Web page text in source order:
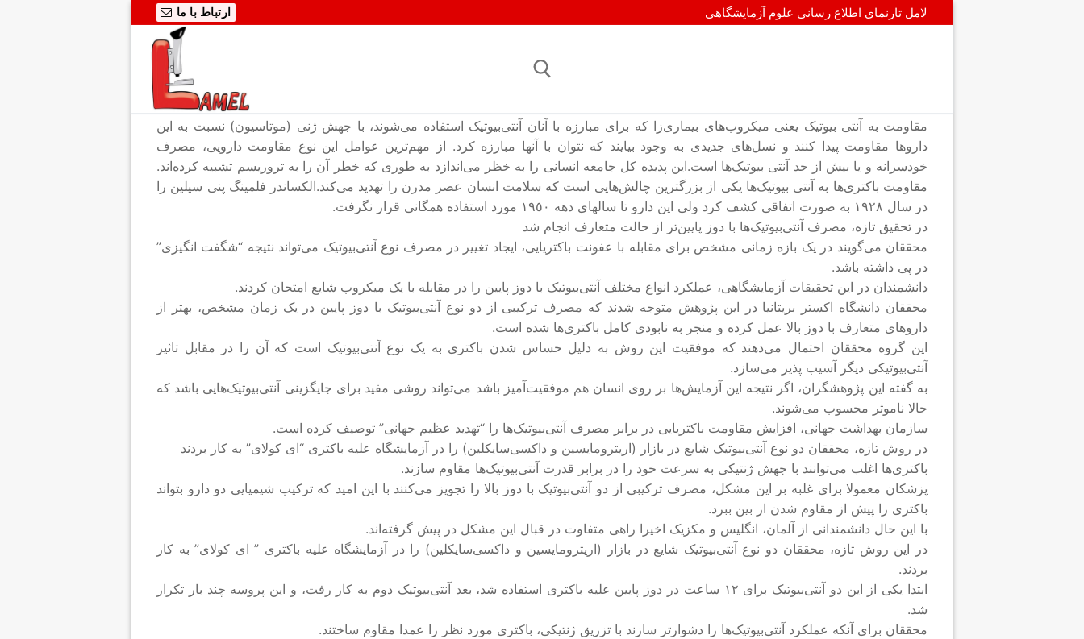
به
لامل تارنمای اطلاع رسانی علوم آزمایشگاهی ارتباط با ما
جستجو برای:
مقاومت به آنتی بیوتیک یعنی میکروب‌های بیماری‌زا که برای مبارزه با آنان آنتی‌بیوتیک استفاده می‌شوند، با جهش ژنی (موتاسیون) نسبت به این
داروها مقاومت پیدا کنند و نسل‌های جدیدی به وجود بیایند که نتوان با آنها مبارزه کرد. از مهم‌ترین عوامل این نوع مقاومت دارویی، مصرف
خودسرانه و یا بیش از حد آنتی بیوتیک‌ها است.این پدیده کل جامعه انسانی را به خظر می‌اندازد به طوری که خطر آن را به تروریسم تشبیه کرده‌اند.
مقاومت باکتری‌ها به آنتی بیوتیک‌ها یکی از بزرگترین چالش‌هایی است که سلامت انسان عصر مدرن را تهدید می‌کند.الکساندر فلمینگ پنی سیلین را
در سال ١٩٢٨ به صورت اتفاقی کشف کرد ولی این دارو تا سالهای دهه ١٩٥٠ مورد استفاده همگانی قرار نگرفت.
در تحقیق تازه، مصرف آنتی‌بیوتیک‌ها با دوز پایین‌تر از حالت متعارف انجام شد
محققان می‌گویند در یک بازه زمانی مشخص برای مقابله با عفونت باکتریایی، ایجاد تغییر در مصرف نوع آنتی‌بیوتیک‌ می‌تواند نتیجه “شگفت انگیزی”
در پی داشته باشد.
دانشمندان در این تحقیقات آزمایشگاهی، عملکرد انواع مختلف آنتی‌بیوتیک با دوز پایین را در مقابله با یک میکروب شایع امتحان کردند.
محققان دانشگاه اکستر بریتانیا در این پژوهش متوجه شدند که مصرف ترکیبی از دو نوع آنتی‌بیوتیک با دوز پایین در یک زمان مشخص، بهتر از
داروهای متعارف با دوز بالا عمل کرده و منجر به نابودی کامل باکتری‌ها شده است.
این گروه محققان احتمال می‌دهند که موفقیت این روش به دلیل حساس شدن باکتری به یک نوع آنتی‌بیوتیک است که آن را در مقابل تاثیر
آنتی‌بیوتیکی دیگر آسیب پذیر می‌سازد.
به گفته این پژوهشگران، اگر نتیجه این آزمایش‌ها بر روی انسان هم موفقیت‌آمیز باشد می‌تواند روشی مفید برای جایگزینی آنتی‌بیوتیک‌هایی باشد که
حالا ناموثر محسوب می‌شوند.
سازمان بهداشت جهانی، افزایش مقاومت باکتریایی در برابر مصرف آنتی‌بیوتیک‌ها را “تهدید عظیم جهانی” توصیف کرده است.
در روش تازه، محققان دو نوع آنتی‌بیوتیک شایع در بازار (اریترومایسین و داکسی‌سایکلین) را در آزمایشگاه علیه باکتری “ای کولای” به کار بردند
باکتری‌ها اغلب می‌توانند با جهش ژنتیکی به سرعت خود را در برابر قدرت آنتی‌بیوتیک‌ها مقاوم سازند.
پزشکان معمولا برای غلبه بر این مشکل، مصرف ترکیبی از دو آنتی‌بیوتیک با دوز بالا را تجویز می‌کنند با این امید که ترکیب شیمیایی دو دارو بتواند
باکتری را پیش از مقاوم شدن از بین ببرد.
با این حال دانشمندانی از آلمان، انگلیس و مکزیک اخیرا راهی متفاوت در قبال این مشکل در پیش گرفته‌اند.
در این روش تازه، محققان دو نوع آنتی‌بیوتیک شایع در بازار (اریترومایسین و داکسی‌سایکلین) را در آزمایشگاه علیه باکتری ” ای کولای” به کار
بردند.
ابتدا یکی از این دو آنتی‌بیوتیک برای ۱۲ ساعت در دوز پایین علیه باکتری استفاده شد، بعد آنتی‌بیوتیک دوم به کار رفت، و این پروسه چند بار تکرار
شد.
محققان برای آنکه عملکرد آنتی‌بیوتیک‌ها را دشوارتر سازند با تزریق ژنتیکی، باکتری مورد نظر را عمدا مقاوم ساختند.